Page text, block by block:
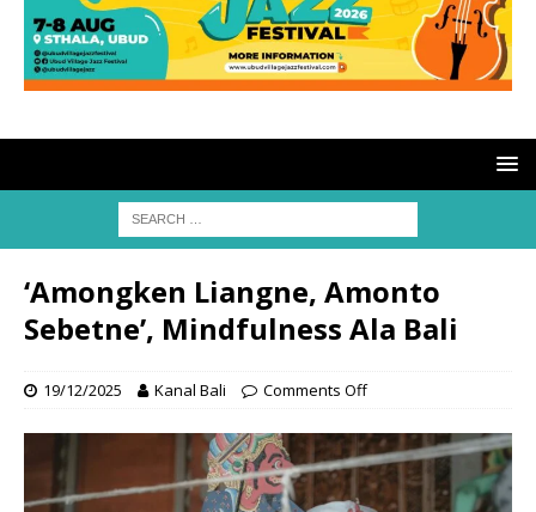
‘Amongken Liangne, Amonto
Sebetne’, Mindfulness Ala Bali
19/12/2025 Kanal Bali Comments Off